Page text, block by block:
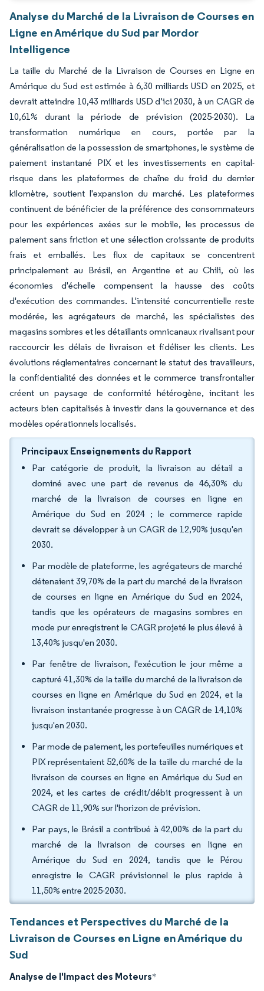
Analyse du Marché de la Livraison de Courses en
Ligne en Amérique du Sud par Mordor
Intelligence
La taille du Marché de la Livraison de Courses en Ligne en
Amérique du Sud est estimée à 6,30 milliards USD en 2025, et
devrait atteindre 10,43 milliards USD d'ici 2030, à un CAGR de
10,61% durant la période de prévision (2025-2030). La
transformation numérique en cours, portée par la
généralisation de la possession de smartphones, le système de
paiement instantané PIX et les investissements en capital-
risque dans les plateformes de chaîne du froid du dernier
kilomètre, soutient l'expansion du marché. Les plateformes
continuent de bénéficier de la préférence des consommateurs
pour les expériences axées sur le mobile, les processus de
paiement sans friction et une sélection croissante de produits
frais et emballés. Les flux de capitaux se concentrent
principalement au Brésil, en Argentine et au Chili, où les
économies d'échelle compensent la hausse des coûts
d'exécution des commandes. L'intensité concurrentielle reste
modérée, les agrégateurs de marché, les spécialistes des
magasins sombres et les détaillants omnicanaux rivalisant pour
raccourcir les délais de livraison et fidéliser les clients. Les
évolutions réglementaires concernant le statut des travailleurs,
la confidentialité des données et le commerce transfrontalier
créent un paysage de conformité hétérogène, incitant les
acteurs bien capitalisés à investir dans la gouvernance et des
modèles opérationnels localisés.
Principaux Enseignements du Rapport
Par catégorie de produit, la livraison au détail a
dominé avec une part de revenus de 46,30% du
marché de la livraison de courses en ligne en
Amérique du Sud en 2024 ; le commerce rapide
devrait se développer à un CAGR de 12,90% jusqu'en
2030.
Par modèle de plateforme, les agrégateurs de marché
détenaient 39,70% de la part du marché de la livraison
de courses en ligne en Amérique du Sud en 2024,
tandis que les opérateurs de magasins sombres en
mode pur enregistrent le CAGR projeté le plus élevé à
13,40% jusqu'en 2030.
Par fenêtre de livraison, l'exécution le jour même a
capturé 41,30% de la taille du marché de la livraison de
courses en ligne en Amérique du Sud en 2024, et la
livraison instantanée progresse à un CAGR de 14,10%
jusqu'en 2030.
Par mode de paiement, les portefeuilles numériques et
PIX représentaient 52,60% de la taille du marché de la
livraison de courses en ligne en Amérique du Sud en
2024, et les cartes de crédit/débit progressent à un
CAGR de 11,90% sur l'horizon de prévision.
Par pays, le Brésil a contribué à 42,00% de la part du
marché de la livraison de courses en ligne en
Amérique du Sud en 2024, tandis que le Pérou
enregistre le CAGR prévisionnel le plus rapide à
11,50% entre 2025-2030.
Tendances et Perspectives du Marché de la
Livraison de Courses en Ligne en Amérique du
Sud
Analyse de l'Impact des Moteurs*